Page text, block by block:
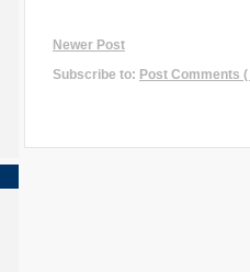
Newer Post
Subscribe to: Post Comments